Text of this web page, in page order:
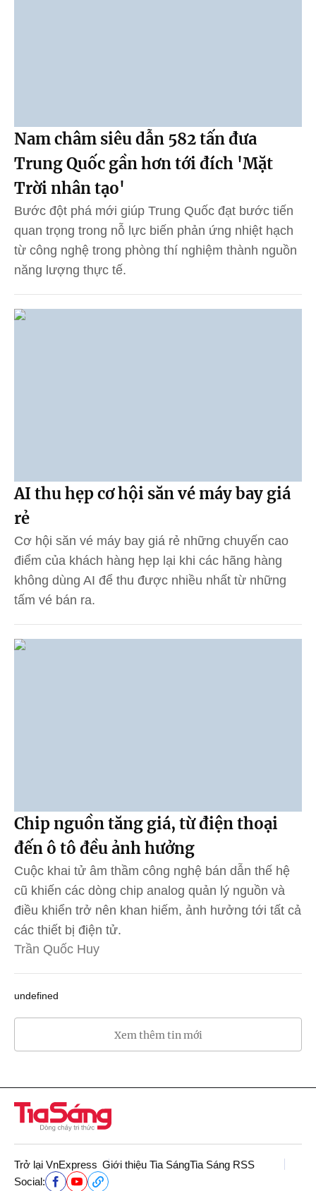
Nam châm siêu dẫn 582 tấn đưa
Trung Quốc gần hơn tới đích 'Mặt
Trời nhân tạo'
Bước đột phá mới giúp Trung Quốc đạt bước tiến
quan trọng trong nỗ lực biến phản ứng nhiệt hạch
từ công nghệ trong phòng thí nghiệm thành nguồn
năng lượng thực tế.
AI thu hẹp cơ hội săn vé máy bay giá
rẻ
Cơ hội săn vé máy bay giá rẻ những chuyến cao
điểm của khách hàng hẹp lại khi các hãng hàng
không dùng AI để thu được nhiều nhất từ những
tấm vé bán ra.
Chip nguồn tăng giá, từ điện thoại
đến ô tô đều ảnh hưởng
Cuộc khai tử âm thầm công nghệ bán dẫn thế hệ
cũ khiến các dòng chip analog quản lý nguồn và
điều khiển trở nên khan hiếm, ảnh hưởng tới tất cả
các thiết bị điện tử.
Trần Quốc Huy
undefined
Xem thêm tin mới
Trở lại VnExpress Giới thiệu Tia SángTia Sáng RSS
Social: